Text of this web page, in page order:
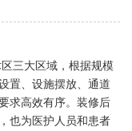
三大区域，根据规模
置、设施摆放、通道
求高效有序。装修后
也为医护人员和患者